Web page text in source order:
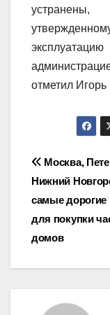
отметил Игорь
по
Москва,
Нижний
самые дорогие
для покупки
домов